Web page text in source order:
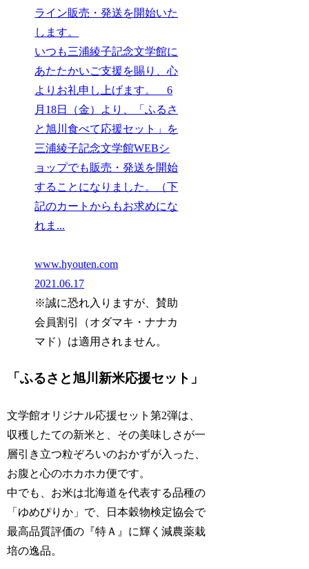
ライン販売・発送を開始いた
します。
いつも三浦綾子記念文学館に
あたたかいご支援を賜り、心
よりお礼申し上げます。 6
月18日（金）より、「ふるさ
と旭川食べて応援セット」を
三浦綾子記念文学館WEBシ
ョップでも販売・発送を開始
することになりました。（下
記のカートからもお求めにな
れま...
www.hyouten.com
2021.06.17
※誠に恐れ入りますが、賛助
会員割引（オダマキ・ナナカ
マド）は適用されません。
「ふるさと旭川新米応援セット」
文学館オリジナル応援セット第2弾は、
収穫したての新米と、その美味しさが一
層引き立つ粒ぞろいのおかずが入った、
お腹と心のホカホカ便です。
中でも、お米は北海道を代表する品種の
「ゆめぴりか」で、日本穀物検定協会で
最高品質評価の『特Ａ』に輝く減農薬栽
培の逸品。